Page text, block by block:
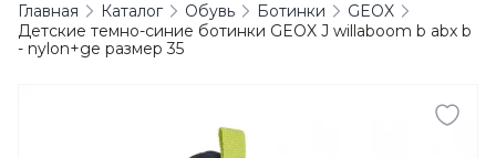
Главная Каталог Обувь Ботинки
GEOX
Детские темно-синие ботинки GEOX J willaboom b abx b
- nylon+ge размер 35